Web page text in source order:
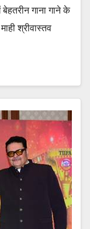
गाना गाने के
श्रीवास्तव